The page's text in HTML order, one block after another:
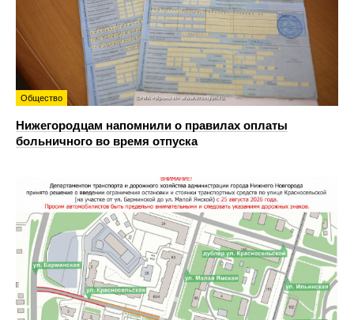
Общество
Нижегородцам напомнили о правилах оплаты
больничного во время отпуска